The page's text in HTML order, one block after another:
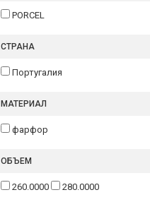
PORCEL
СТРАНА
Португалия
МАТЕРИАЛ
фарфор
ОБЪЕМ
260.0000 280.0000